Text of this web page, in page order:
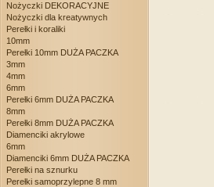
Nożyczki DEKORACYJNE
Nożyczki dla kreatywnych
Perełki i koraliki
10mm
Perełki 10mm DUŻA PACZKA
3mm
4mm
6mm
Perełki 6mm DUŻA PACZKA
8mm
Perełki 8mm DUŻA PACZKA
Diamenciki akrylowe
6mm
Diamenciki 6mm DUŻA PACZKA
Perełki na sznurku
Perełki samoprzylepne 8 mm